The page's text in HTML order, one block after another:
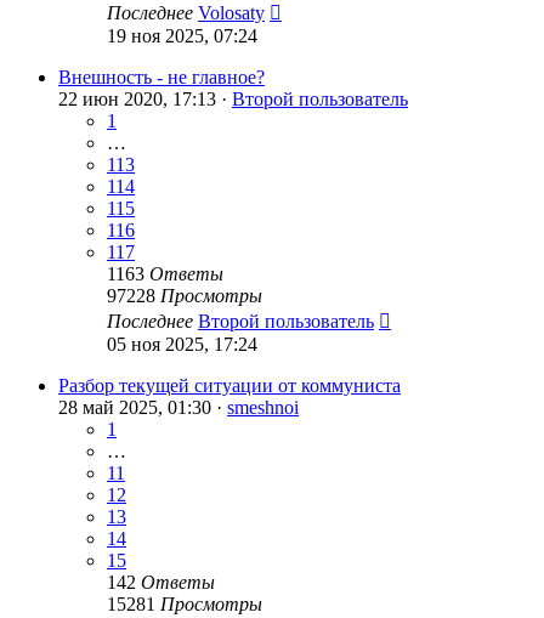
Последнее Volosaty
19 ноя 2025, 07:24
Внешность - не главное?
22 июн 2020, 17:13 · Второй пользователь
1
…
113
114
115
116
117
1163 Ответы
97228 Просмотры
Последнее Второй пользователь
05 ноя 2025, 17:24
Разбор текущей ситуации от коммуниста
28 май 2025, 01:30 · smeshnoi
1
…
11
12
13
14
15
142 Ответы
15281 Просмотры